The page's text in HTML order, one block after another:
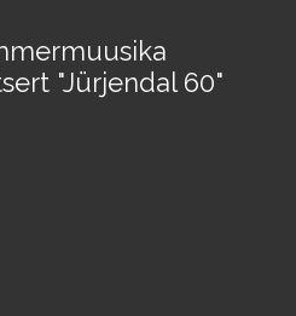
"Jürjendal 60"